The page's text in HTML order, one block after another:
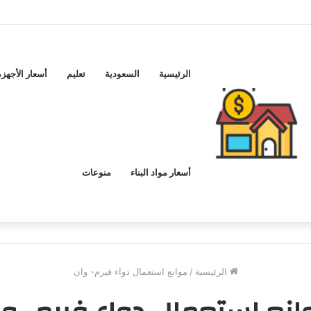
الرئيسية السعودية تعليم أسعار
أسعار مواد البناء منوعات
الرئيسية / موانع استعمال دواء فيرم- وان